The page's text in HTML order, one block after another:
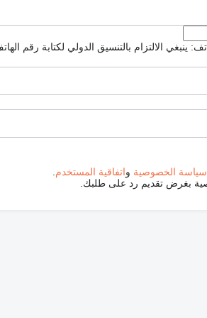
ينبغي الالتزام بالتنسيق الدولي لكتابة رقم
سياسة الخصوصية واتفاقية المستخدم
بغرض تقديم رد على طلبك.